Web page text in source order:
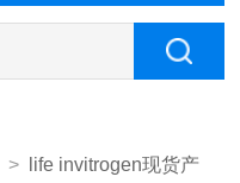
> life invitrogen现货产